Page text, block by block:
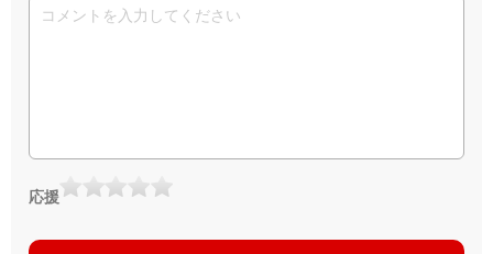
応援